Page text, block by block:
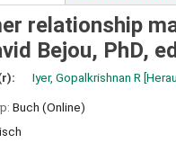
relationship
Bejou, PhD,
Iyer, Gopalkrishnan R
Buch (Online)